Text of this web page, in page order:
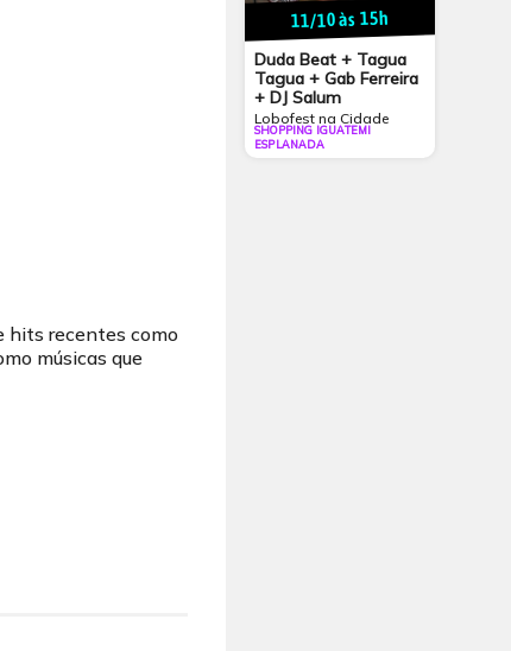
hits recentes como
músicas que
11/10 às 15h
Duda Beat + Tagua
Tagua + Gab Ferreira
+ DJ Salum
Lobofest na Cidade
SHOPPING IGUATEMI
ESPLANADA